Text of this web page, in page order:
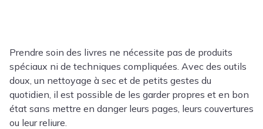
Prendre soin des livres ne nécessite pas de produits
spéciaux ni de techniques compliquées. Avec des outils
doux, un nettoyage à sec et de petits gestes du
quotidien, il est possible de les garder propres et en bon
état sans mettre en danger leurs pages, leurs couvertures
ou leur reliure.